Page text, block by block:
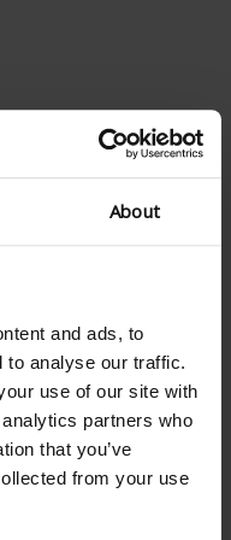
About
and ads, to
to analyse our traffic.
use of our site with
partners who
that you’ve
from your use